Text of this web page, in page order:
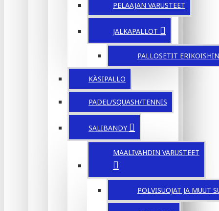
PELAAJAN VARUSTEET
JALKAPALLOT
PALLOSETIT
KÄSIPALLO
PADEL/SQUASH/TENNIS
SALIBANDY
MAALIVAHDIN VARUSTEET
POLVISUOJAT JA MUUT